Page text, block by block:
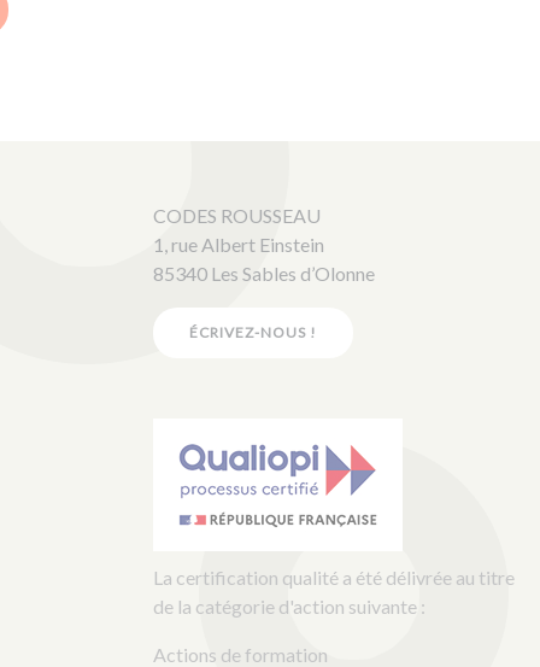
CODES ROUSSEAU
1, rue Albert Einstein
85340 Les Sables d’Olonne
ÉCRIVEZ-NOUS !
La certification qualité a été délivrée au titre
de la catégorie d'action suivante :
Actions de formation